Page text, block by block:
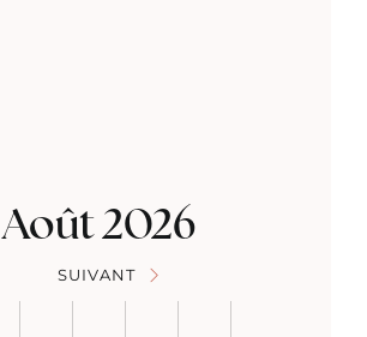
Août 2026
SUIVANT